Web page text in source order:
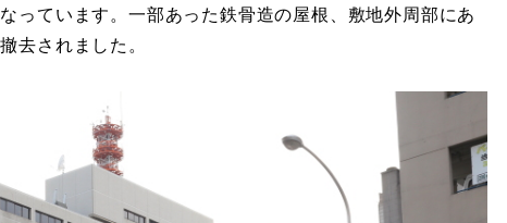
っています。一部あった鉄骨造の屋根、敷地外周部にあ
去されました。